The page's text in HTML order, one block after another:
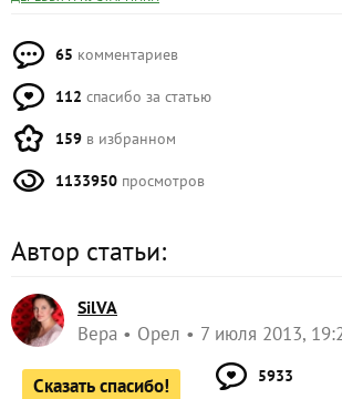
65 комментариев
112 спасибо за статью
159 в избранном
1133950 просмотров
Автор статьи:
SilVA
Вера Орел 7 июля 2013,
Сказать спасибо! 5933